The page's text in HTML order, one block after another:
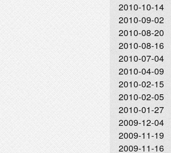
2010-10-14
2010-09-02
2010-08-20
2010-08-16
2010-07-04
2010-04-09
2010-02-15
2010-02-05
2010-01-27
2009-12-04
2009-11-19
2009-11-16